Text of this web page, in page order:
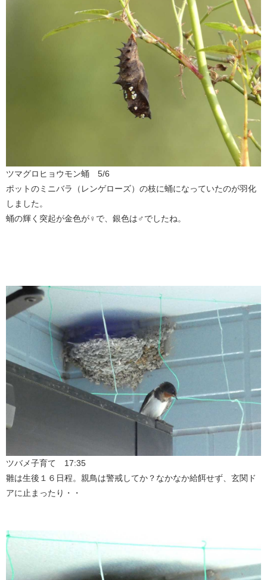
ツマグロヒョウモン蛹 5/6
ポットのミニバラ（レンゲローズ）の枝に蛹になっていたのが羽化
しました。
蛹の輝く突起が金色が♀で、銀色は♂でしたね。
ツバメ子育て 17:35
雛は生後１６日程。親鳥は警戒してか？なかなか給餌せず、玄関ド
アに止まったり・・